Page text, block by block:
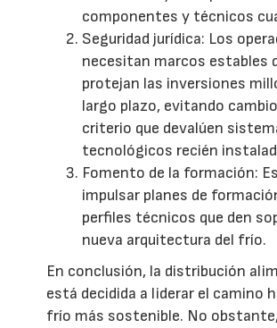
componentes y técnicos
Seguridad jurídica: Los
necesitan marcos estables
protejan las inversiones
largo plazo, evitando
criterio que devalúen
tecnológicos recién
Fomento de la formación:
impulsar planes de
perfiles técnicos que den
nueva arquitectura del frío.
En conclusión, la distribución
está decidida a liderar el camino
frío más sostenible. No